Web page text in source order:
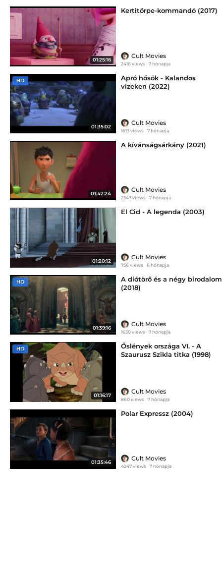
01:25:16
Kertitörpe-kommandó (2017)
Cult Movies
2416 views 7 hónapja
HD
01:35:02
Apró hősök - Kalandos
vizeken (2022)
Cult Movies
1613 views 7 hónapja
01:42:24
A kívánságsárkány (2021)
Cult Movies
2343 views 7 hónapja
01:20:12
El Cid - A legenda (2003)
Cult Movies
756 views 6 hónapja
HD
01:39:16
A diótörő és a négy birodalom
(2018)
Cult Movies
1630 views 7 hónapja
HD
01:16:17
Őslények országa VI. - A
Szaurusz Szikla titka (1998)
Cult Movies
860 views 7 hónapja
01:35:46
Polar Expressz (2004)
Cult Movies
4247 views 7 hónapja